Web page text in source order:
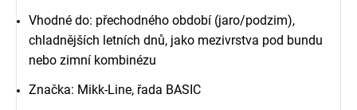
Vhodné do: přechodného období (jaro/podzim),
chladnějších letních dnů, jako mezivrstva pod bundu
nebo zimní kombinézu
Značka: Mikk-Line, řada BASIC